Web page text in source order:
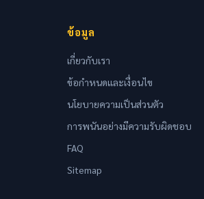
ข้อมูล
เกี่ยวกับเรา
ข้อกำหนดและเงื่อนไข
นโยบายความเป็นส่วนตัว
การพนันอย่างมีความรับผิดชอบ
FAQ
Sitemap